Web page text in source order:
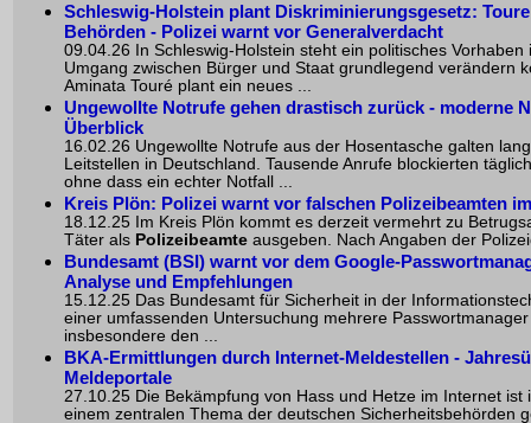
Schleswig-Holstein plant Diskriminierungsgesetz:
Behörden - Polizei warnt vor Generalverdacht
09.04.26 In Schleswig-Holstein steht ein politisches Vorhaben
Umgang zwischen Bürger und Staat grundlegend verändern
Aminata Touré plant ein neues ...
Ungewollte Notrufe gehen drastisch zurück - moderne
Überblick
16.02.26 Ungewollte Notrufe aus der Hosentasche galten
Leitstellen in Deutschland. Tausende Anrufe blockierten
ohne dass ein echter Notfall ...
Kreis Plön: Polizei warnt vor falschen Polizeibeamten
18.12.25 Im Kreis Plön kommt es derzeit vermehrt zu
Täter als Polizeibeamte ausgeben. Nach Angaben der
Bundesamt (BSI) warnt vor dem Google-
Analyse und Empfehlungen
15.12.25 Das Bundesamt für Sicherheit in der
einer umfassenden Untersuchung mehrere
insbesondere den ...
BKA-Ermittlungen durch Internet-Meldestellen -
Meldeportale
27.10.25 Die Bekämpfung von Hass und Hetze im Internet ist
einem zentralen Thema der deutschen Sicherheitsbehörden